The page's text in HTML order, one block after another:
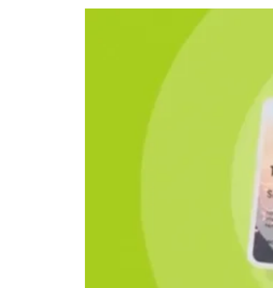
empresas
debido a la expansión del
desde la llegada de la covid-